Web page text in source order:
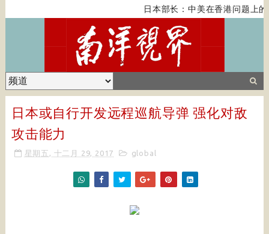
日本部长：中美在香港问题上的
日本或自行开发远程巡航导弹 强化对敌
攻击能力
星期五, 十二月 29, 2017 global